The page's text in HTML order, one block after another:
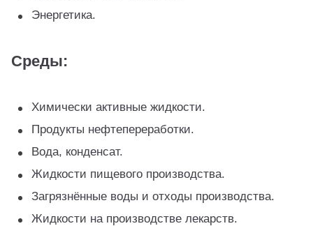
Энергетика.
Среды:
Химически активные жидкости.
Продукты нефтепереработки.
Вода, конденсат.
Жидкости пищевого производства.
Загрязнённые воды и отходы производства.
Жидкости на производстве лекарств.